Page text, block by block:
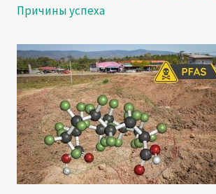
Причины успеха